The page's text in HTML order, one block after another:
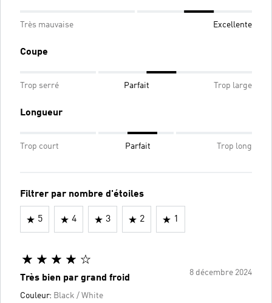
Très mauvaise Excellente
Coupe
Trop serré Parfait Trop large
Longueur
Trop court Parfait Trop long
Filtrer par nombre d'étoiles
5 4 3 2 1
8 décembre 2024
Très bien par grand froid
Couleur: Black / White